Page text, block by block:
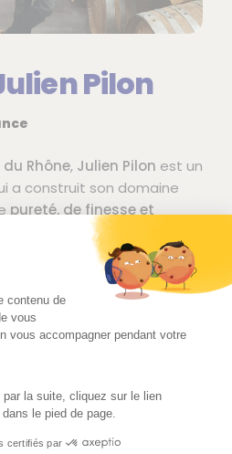
contenu de
vous
vous accompagner pendant votre
la suite, cliquez sur le lien
le pied de page.
certifiés par
Pilon
Rhône, Julien Pilon est un
a construit son domaine
pureté, de finesse et
des terroirs
des expériences
grandes maisons et
Rhône au Languedoc puis
projet personnel en 2010,
dans le garage de
progressivement son
grande diversité
duRhône nord